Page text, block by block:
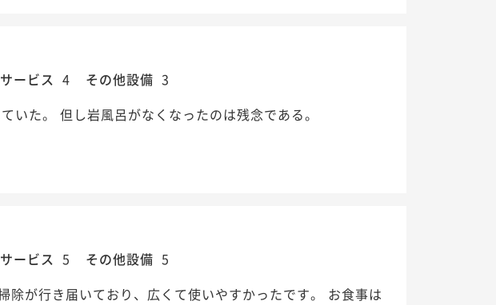
ービス 4 その他設備 3
いた。 但し岩風呂がなくなったのは残念である。
ービス 5 その他設備 5
除が行き届いており、広くて使いやすかったです。 お食事は